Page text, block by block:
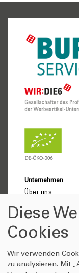
Unternehmen
Über uns
DIE6 Netzwerk
Nachhaltigkeit
Wissenswertes
Diese
Cookies
Wir verwenden
zu analysieren. Mit